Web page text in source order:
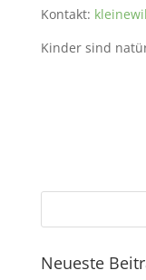
Kontakt:
Kinder sind
Neueste